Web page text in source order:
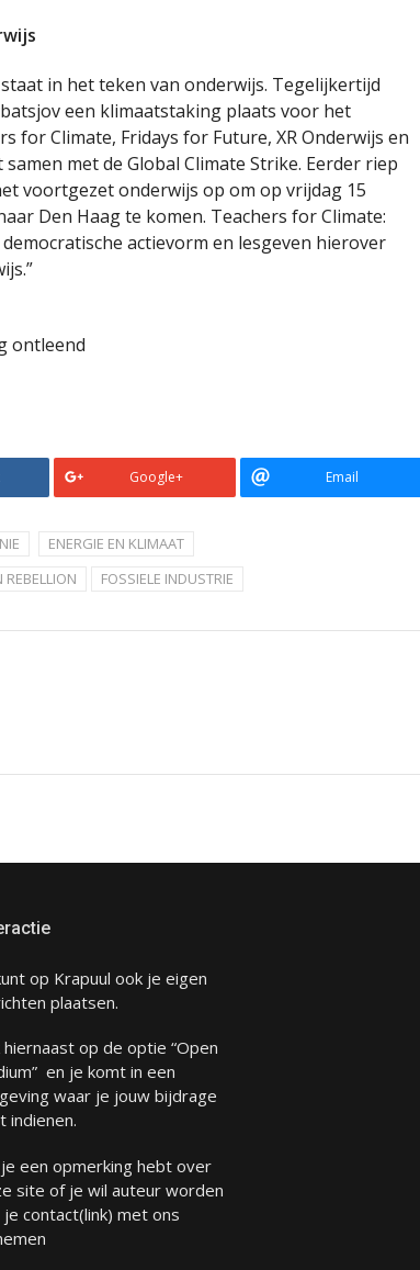
in het teken van onderwijs. Tegelijkertijd
een klimaatstaking plaats voor het
for Climate, Fridays for Future, XR Onderwijs en
met de Global Climate Strike. Eerder riep
voortgezet onderwijs op om op vrijdag 15
Den Haag te komen. Teachers for Climate:
actievorm en lesgeven hierover
ontleend
Google+ Email
ENERGIE EN KLIMAAT
REBELLION FOSSIELE INDUSTRIE
op Krapuul ook je eigen
plaatsen.
hiernaast op de optie “Open
en je komt in een
waar je jouw bijdrage
indienen.
een opmerking hebt over
site of je wil auteur worden
je contact(link) met ons